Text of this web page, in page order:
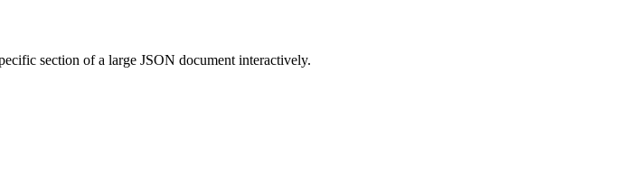
section of a large JSON document interactively.